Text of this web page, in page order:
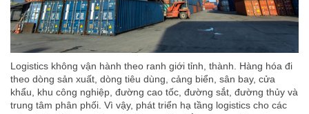
Logistics không vận hành theo ranh giới tỉnh, thành. Hàng hóa đi
theo dòng sản xuất, dòng tiêu dùng, cảng biển, sân bay, cửa
khẩu, khu công nghiệp, đường cao tốc, đường sắt, đường thủy và
trung tâm phân phối. Vì vậy, phát triển hạ tầng logistics cho các